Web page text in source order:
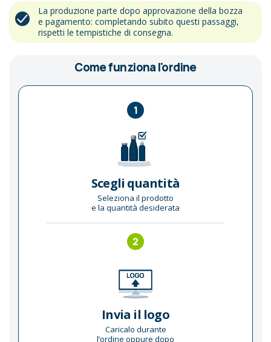
La produzione parte dopo approvazione della bozza
e pagamento: completando subito questi passaggi,
rispetti le tempistiche di consegna.
Come funziona l'ordine
1
Scegli quantità
Seleziona il prodotto
e la quantità desiderata
2
Invia il logo
Caricalo durante
l’ordine oppure dopo